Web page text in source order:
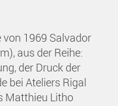
von 1969 Salvador
aus der Reihe:
der Druck der
bei Ateliers Rigal
Matthieu Litho